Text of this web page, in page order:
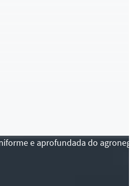
e aprofundada do